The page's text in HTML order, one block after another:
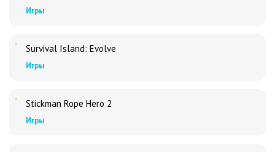
Игры
Survival Island: Evolve
Игры
Stickman Rope Hero 2
Игры